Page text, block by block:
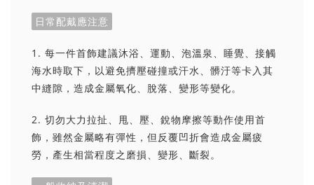
日常配戴應注意
1. 每一件首飾建議沐浴、運動、泡溫泉、睡覺、接觸
海水時取下，以避免擠壓碰撞或汗水、髒汙等卡入其
中縫隙，造成金屬氧化、脫落、變形等變化。
2. 切勿大力拉扯、甩、壓、銳物摩擦等動作使用首
飾，雖然金屬略有彈性，但反覆凹折會造成金屬疲
勞，產生相當程度之磨損、變形、斷裂。